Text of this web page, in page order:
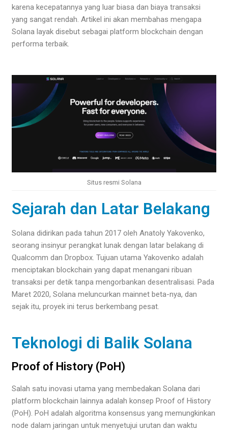
karena kecepatannya yang luar biasa dan biaya transaksi
yang sangat rendah. Artikel ini akan membahas mengapa
Solana layak disebut sebagai platform blockchain dengan
performa terbaik.
Situs resmi Solana
Sejarah dan Latar Belakang
Solana didirikan pada tahun 2017 oleh Anatoly Yakovenko,
seorang insinyur perangkat lunak dengan latar belakang di
Qualcomm dan Dropbox. Tujuan utama Yakovenko adalah
menciptakan blockchain yang dapat menangani ribuan
transaksi per detik tanpa mengorbankan desentralisasi. Pada
Maret 2020, Solana meluncurkan mainnet beta-nya, dan
sejak itu, proyek ini terus berkembang pesat.
Teknologi di Balik Solana
Proof of History (PoH)
Salah satu inovasi utama yang membedakan Solana dari
platform blockchain lainnya adalah konsep Proof of History
(PoH). PoH adalah algoritma konsensus yang memungkinkan
node dalam jaringan untuk menyetujui urutan dan waktu